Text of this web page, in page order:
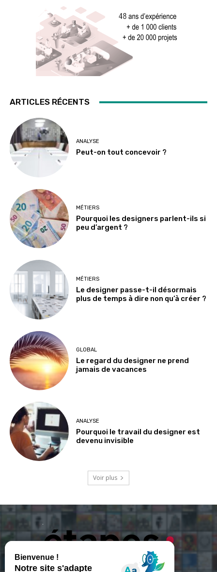
ARTICLES RÉCENTS
ANALYSE
Peut-on tout concevoir ?
MÉTIERS
Pourquoi les designers parlent-ils si
peu d’argent ?
MÉTIERS
Le designer passe-t-il désormais
plus de temps à dire non qu’à créer ?
GLOBAL
Le regard du designer ne prend
jamais de vacances
ANALYSE
Pourquoi le travail du designer est
devenu invisible
Voir plus